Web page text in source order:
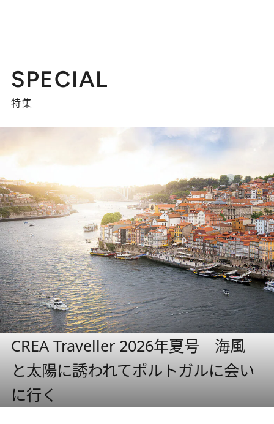
SPECIAL
特集
CREA Traveller 2026年夏号 海風
と太陽に誘われてポルトガルに会い
に行く